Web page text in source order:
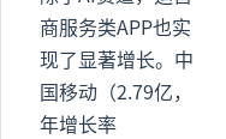
商服务类APP也实
现了显著增长。中
国移动（2.79亿，
年增长率